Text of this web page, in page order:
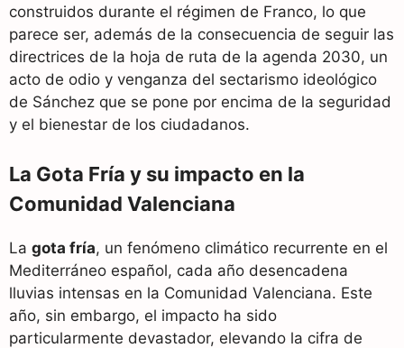
construidos durante el régimen de Franco, lo que
parece ser, además de la consecuencia de seguir las
directrices de la hoja de ruta de la agenda 2030, un
acto de odio y venganza del sectarismo ideológico
de Sánchez que se pone por encima de la seguridad
y el bienestar de los ciudadanos.
La Gota Fría y su impacto en la
Comunidad Valenciana
La gota fría, un fenómeno climático recurrente en el
Mediterráneo español, cada año desencadena
lluvias intensas en la Comunidad Valenciana. Este
año, sin embargo, el impacto ha sido
particularmente devastador, elevando la cifra de